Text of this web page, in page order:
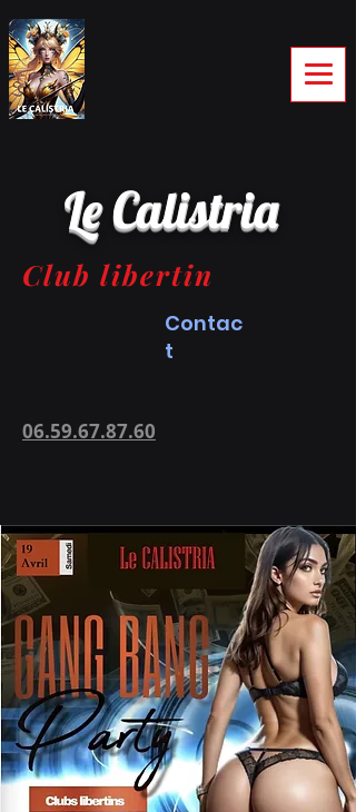
Le Calistria
Club libertin
Contac
t
06.59.67.87.60